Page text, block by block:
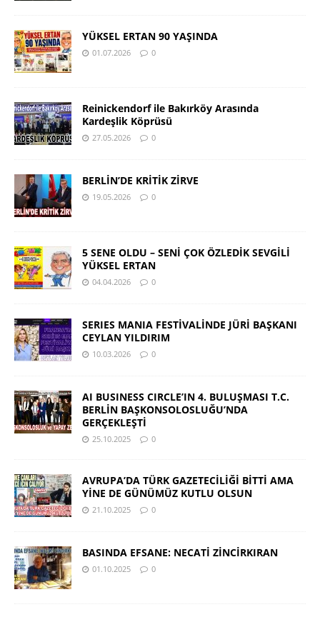
YÜKSEL ERTAN 90 YAŞINDA
01.07.2026 0
Reinickendorf ile Bakırköy Arasında
Kardeşlik Köprüsü
27.05.2026 0
BERLİN’DE KRİTİK ZİRVE
19.05.2026 0
5 SENE OLDU – SENİ ÇOK ÖZLEDİK SEVGİLİ
YÜKSEL ERTAN
04.04.2026 0
SERIES MANIA FESTİVALİNDE JÜRİ BAŞKANI
CEYLAN YILDIRIM
10.03.2026 0
AI BUSINESS CIRCLE’IN 4. BULUŞMASI T.C.
BERLİN BAŞKONSOLOSLUĞU’NDA
GERÇEKLEŞTİ
25.10.2025 0
AVRUPA’DA TÜRK GAZETECİLİĞİ BİTTİ AMA
YİNE DE GÜNÜMÜZ KUTLU OLSUN
21.10.2025 0
BASINDA EFSANE: NECATİ ZİNCİRKIRAN
01.10.2025 0